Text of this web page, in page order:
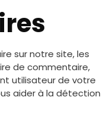
sur notre site, les
de commentaire,
utilisateur de votre
aider à la détection